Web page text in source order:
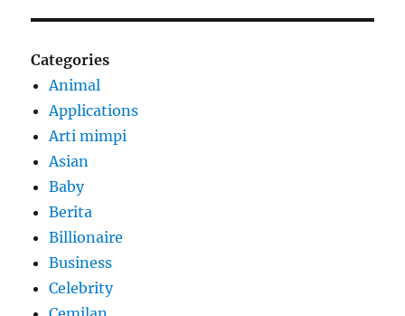
Categories
Animal
Applications
Arti mimpi
Asian
Baby
Berita
Billionaire
Business
Celebrity